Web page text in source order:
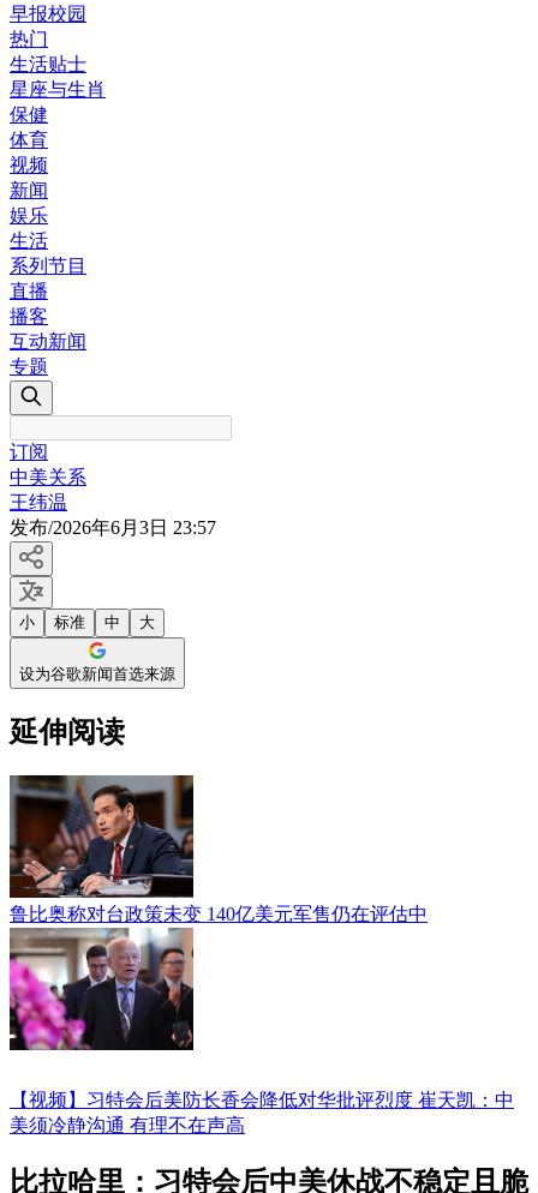
早报校园
热门
生活贴士
星座与生肖
保健
体育
视频
新闻
娱乐
生活
系列节目
直播
播客
互动新闻
专题
订阅
中美关系
王纬温
发布/2026年6月3日 23:57
小 标准 中 大
设为谷歌新闻首选来源
延伸阅读
鲁比奥称对台政策未变 140亿美元军售仍在评估中
【视频】习特会后美防长香会降低对华批评烈度 崔天凯：中
美须冷静沟通 有理不在声高
比拉哈里：习特会后中美休战不稳定且脆